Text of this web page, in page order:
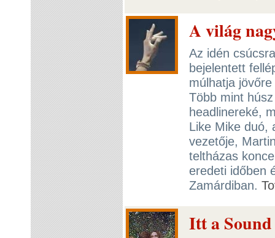
A világ
Az idén
bejelentett
múlhatja
Több mint
headlinereké,
Like Mike duó,
vezetője,
teltházas
eredeti időben
Zamárdiban.
Itt a